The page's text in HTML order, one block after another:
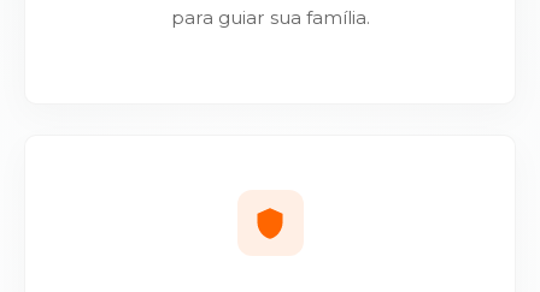
para guiar sua família.